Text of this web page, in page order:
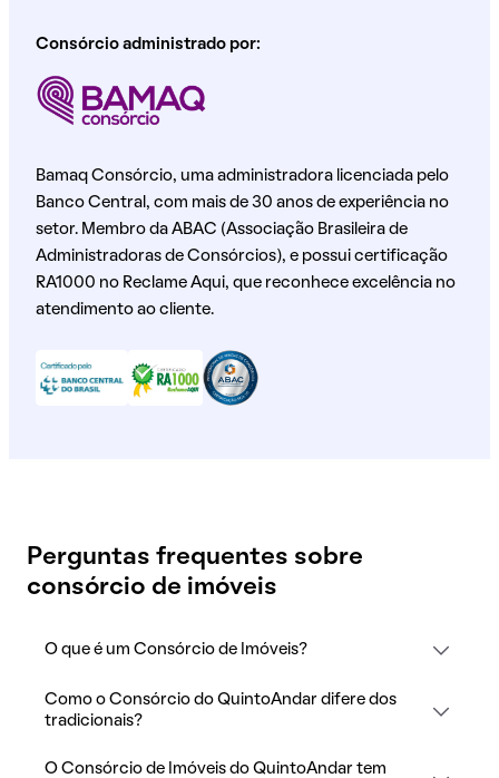
Consórcio administrado por:
Bamaq Consórcio, uma administradora licenciada pelo
Banco Central, com mais de 30 anos de experiência no
setor. Membro da ABAC (Associação Brasileira de
Administradoras de Consórcios), e possui certificação
RA1000 no Reclame Aqui, que reconhece excelência no
atendimento ao cliente.
Perguntas frequentes sobre
consórcio de imóveis
O que é um Consórcio de Imóveis?
Como o Consórcio do QuintoAndar difere dos
tradicionais?
O Consórcio de Imóveis do QuintoAndar tem